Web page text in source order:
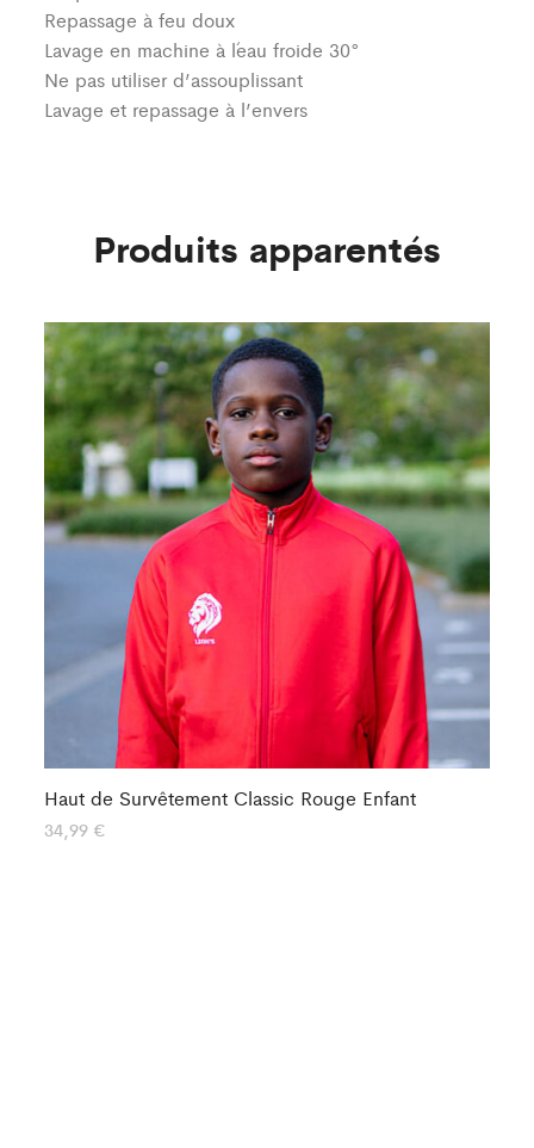
Repassage à feu doux
Lavage en machine à l´eau froide 30°
Ne pas utiliser d’assouplissant
Lavage et repassage à l’envers
Produits apparentés
Haut de Survêtement Classic Rouge Enfant
34,99 €